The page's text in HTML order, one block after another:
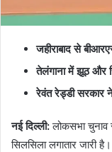
जहीराबाद से
तेलंगाना में झूठ और
रेवंत रेड्डी सरकार
नई दिल्‍ली:लोकसभा चुनाव
सिलसिला लगातार जारी